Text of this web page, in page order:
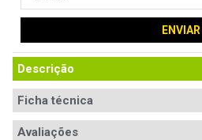
ENVIAR
Descrição
Ficha técnica
Avaliações